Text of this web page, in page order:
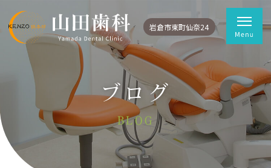
岩倉市東町仙奈24
ブログ
BLOG